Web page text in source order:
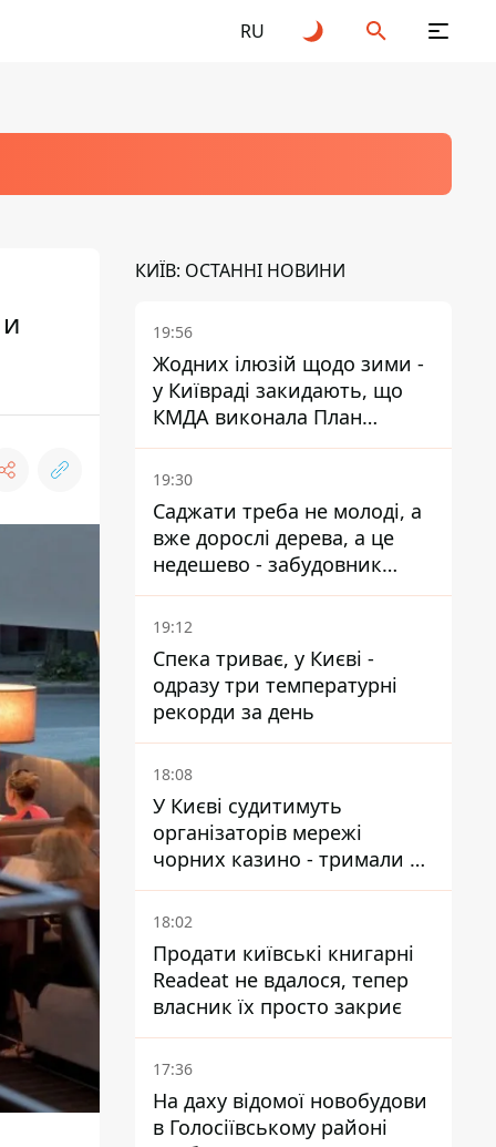
RU
КИЇВ: ОСТАННІ НОВИНИ
19:56
Жодних ілюзій щодо зими -
у Київраді закидають, що
КМДА виконала План
стійкості на 20%
19:30
Саджати треба не молоді, а
вже дорослі дерева, а це
недешево - забудовник
Ніконов
19:12
Спека триває, у Києві -
одразу три температурні
рекорди за день
18:08
У Києві судитимуть
організаторів мережі
чорних казино - тримали 39
закладів
18:02
Продати київські книгарні
Readeat не вдалося, тепер
власник їх просто закриє
17:36
На даху відомої новобудови
в Голосіївському районі